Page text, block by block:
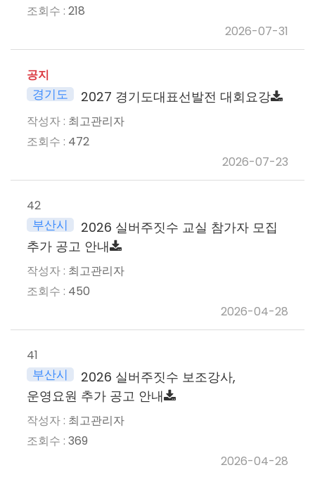
218
2026-07-31
공지
경기도 2027 경기도대표선발전 대회요강
최고관리자
472
2026-07-23
42
부산시
2026 실버주짓수 교실 참가자 모집
추가 공고 안내
최고관리자
450
2026-04-28
41
부산시
2026 실버주짓수 보조강사,
운영요원 추가 공고 안내
최고관리자
369
2026-04-28